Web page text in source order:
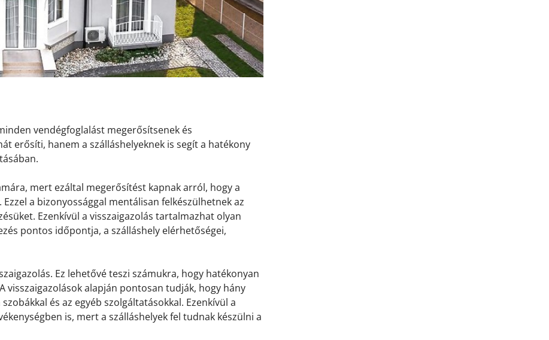
vendégfoglalást megerősítsenek és
erősíti, hanem a szálláshelyeknek is segít a hatékony
mert ezáltal megerősítést kapnak arról, hogy a
a bizonyossággal mentálisan felkészülhetnek az
Ezenkívül a visszaigazolás tartalmazhat olyan
pontos időpontja, a szálláshely elérhetőségei,
Ez lehetővé teszi számukra, hogy hatékonyan
visszaigazolások alapján pontosan tudják, hogy hány
és az egyéb szolgáltatásokkal. Ezenkívül a
is, mert a szálláshelyek fel tudnak készülni a